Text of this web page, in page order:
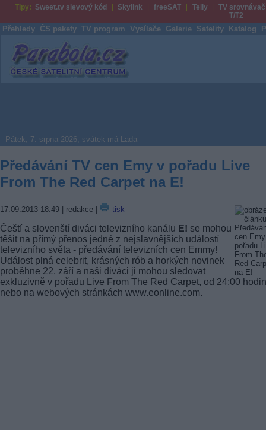
Tipy: Sweet.tv slevový kód Skylink freeSAT Telly
TV srovnávač
T/T2
Přehledy ČS pakety TV program Vysílače Galerie Satelity Katalog
Parabola.cz
Pátek, 7. srpna 2026, svátek má Lada
Předávání TV cen Emy v pořadu Live
From The Red Carpet na E!
17.09.2013 18:49 | redakce | tisk
Čeští a slovenští diváci televizního kanálu E! se mohou
těšit na přímý přenos jedné z nejslavnějších událostí
televizního světa - předávání televizních cen Emmy!
Událost plná celebrit, krásných rób a horkých novinek
proběhne 22. září a naši diváci ji mohou sledovat
exkluzivně v pořadu Live From The Red Carpet, od 24:00
nebo na webových stránkách www.eonline.com.